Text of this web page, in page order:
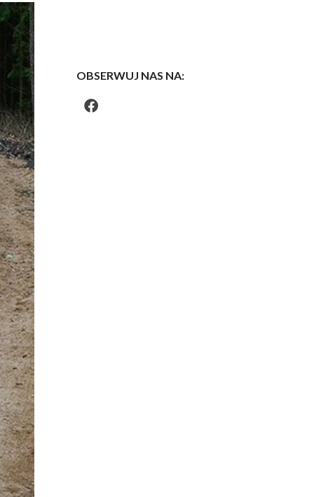
OBSERWUJ NAS NA: